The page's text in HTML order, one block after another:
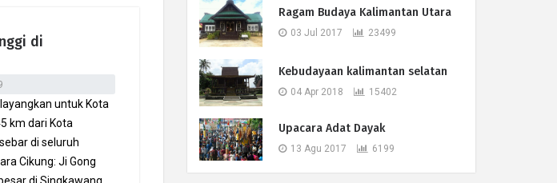
di
untuk Kota
km dari Kota
di seluruh
Cikung: Ji Gong
Ragam Budaya Kalimantan Utara
03 Jul 2017 23499
Kebudayaan kalimantan selatan
04 Apr 2018 15402
Upacara Adat Dayak
13 Agu 2017 6199